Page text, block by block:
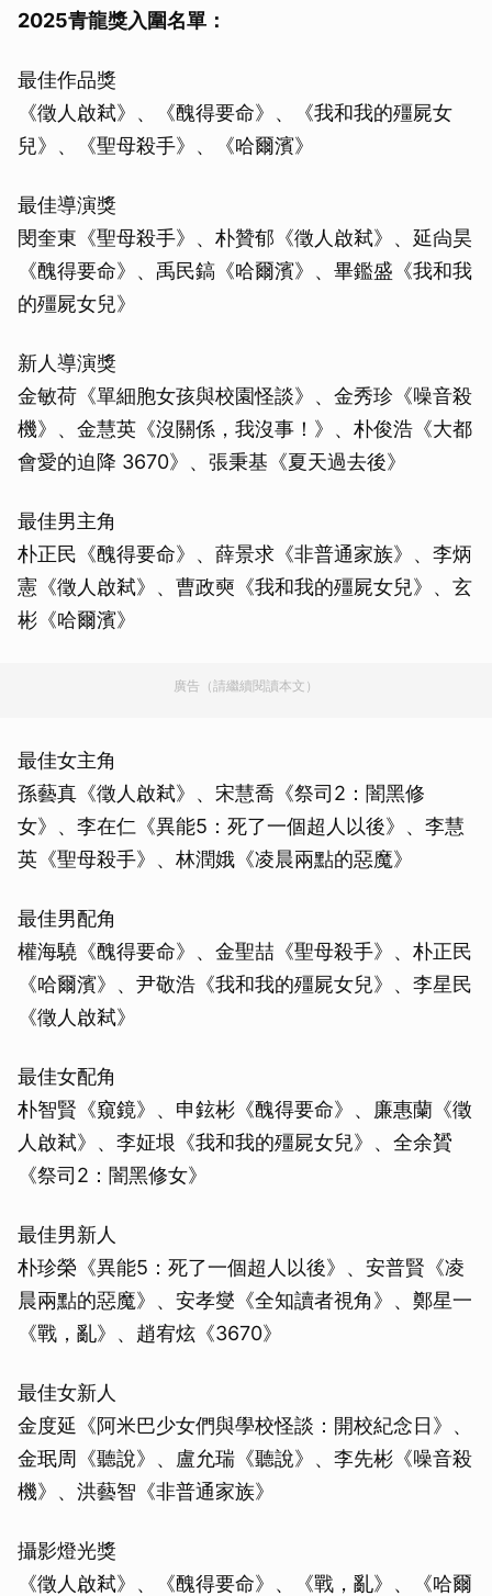
2025青龍獎入圍名單：
最佳作品獎
《徵人啟弒》、《醜得要命》、《我和我的殭屍女
兒》、《聖母殺手》、《哈爾濱》
最佳導演獎
閔奎東《聖母殺手》、朴贊郁《徵人啟弒》、延尙昊
《醜得要命》、禹民鎬《哈爾濱》、畢鑑盛《我和我
的殭屍女兒》
新人導演獎
金敏荷《單細胞女孩與校園怪談》、金秀珍《噪音殺
機》、金慧英《沒關係，我沒事！》、朴俊浩《大都
會愛的迫降 3670》、張秉基《夏天過去後》
最佳男主角
朴正民《醜得要命》、薛景求《非普通家族》、李炳
憲《徵人啟弒》、曹政奭《我和我的殭屍女兒》、玄
彬《哈爾濱》
廣告（請繼續閱讀本文）
最佳女主角
孫藝真《徵人啟弒》、宋慧喬《祭司2：闇黑修
女》、李在仁《異能5：死了一個超人以後》、李慧
英《聖母殺手》、林潤娥《凌晨兩點的惡魔》
最佳男配角
權海驍《醜得要命》、金聖喆《聖母殺手》、朴正民
《哈爾濱》、尹敬浩《我和我的殭屍女兒》、李星民
《徵人啟弒》
最佳女配角
朴智賢《窺鏡》、申鉉彬《醜得要命》、廉惠蘭《徵
人啟弒》、李姃垠《我和我的殭屍女兒》、全余贇
《祭司2：闇黑修女》
最佳男新人
朴珍榮《異能5：死了一個超人以後》、安普賢《凌
晨兩點的惡魔》、安孝燮《全知讀者視角》、鄭星一
《戰，亂》、趙宥炫《3670》
最佳女新人
金度延《阿米巴少女們與學校怪談：開校紀念日》、
金珉周《聽說》、盧允瑞《聽說》、李先彬《噪音殺
機》、洪藝智《非普通家族》
攝影燈光獎
《徵人啟弒》、《醜得要命》、《戰，亂》、《哈爾